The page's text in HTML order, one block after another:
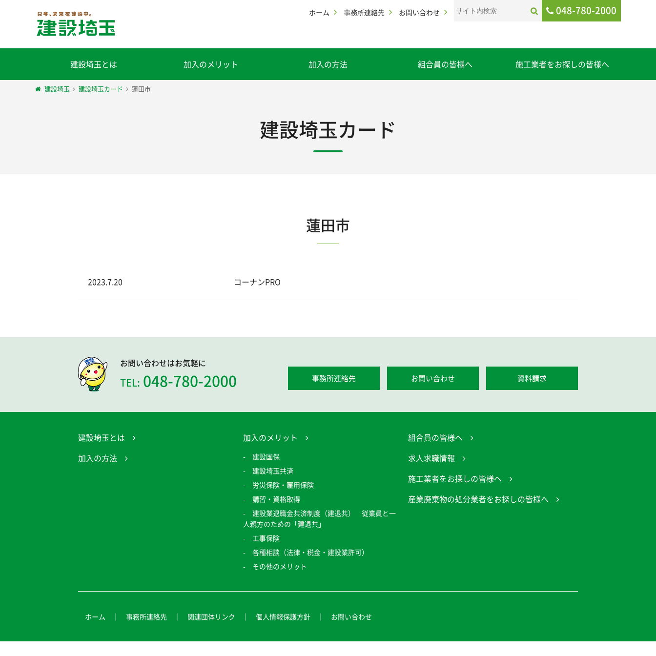
ホーム 事務所連絡先 お問い合わせ 048-780-2000
建設埼玉とは 加入のメリット 加入の方法 組合員の皆様へ 施工業者をお探しの皆様へ
建設埼玉 建設埼玉カード 蓮田市
建設埼玉カード
蓮田市
2023.7.20 コーナンPRO
お問い合わせはお気軽に
TEL: 048-780-2000 事務所連絡先 お問い合わせ 資料請求
建設埼玉とは
加入の方法
加入のメリット
建設国保
建設埼玉共済
労災保険・雇用保険
講習・資格取得
建設業退職金共済制度（建退共） 従業員と一
人親方のための「建退共」
工事保険
各種相談（法律・税金・建設業許可）
その他のメリット
組合員の皆様へ
求人求職情報
施工業者をお探しの皆様へ
産業廃棄物の処分業者をお探しの皆様へ
ホーム 事務所連絡先 関連団体リンク 個人情報保護方針 お問い合わせ